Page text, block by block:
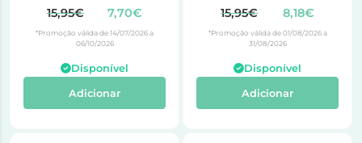
oral frasco
15,95€ 7,70€
*Promoção válida de 14/07/2026 a
06/10/2026
Disponível
Adicionar
15,95€ 8,18€
*Promoção válida de 01/08/2026 a
31/08/2026
Disponível
Adicionar